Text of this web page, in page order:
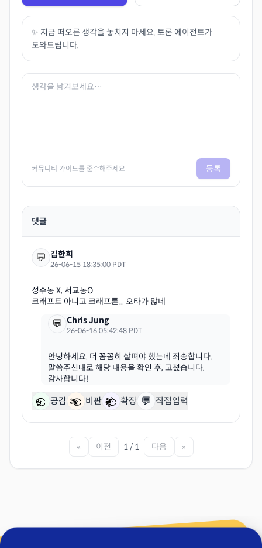
✨ 지금 떠오른 생각을 놓치지 마세요. 토론 에이전트가
도와드립니다.
커뮤니티 가이드를 준수해주세요 등록
댓글
💬 김한희
26-06-15 18:35:00 PDT
성수동 X, 서교동O
💬 Chris Jung
26-06-16 05:42:48 PDT
안녕하세요. 더 꼼꼼히 살펴야 했는데 죄송합니다.
말씀주신대로 해당 내용을 확인 후, 고쳤습니다.
공감 비판 확장 💬 직접입력
« 이전 1 / 1 다음 »